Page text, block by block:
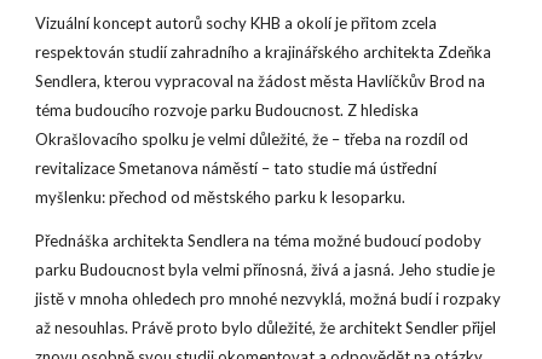
Vizuální koncept autorů sochy KHB a okolí je přitom zcela
respektován studií zahradního a krajinářského architekta Zdeňka
Sendlera, kterou vypracoval na žádost města Havlíčkův Brod na
téma budoucího rozvoje parku Budoucnost. Z hlediska
Okrašlovacího spolku je velmi důležité, že – třeba na rozdíl od
revitalizace Smetanova náměstí – tato studie má ústřední
myšlenku: přechod od městského parku k lesoparku.
Přednáška architekta Sendlera na téma možné budoucí podoby
parku Budoucnost byla velmi přínosná, živá a jasná. Jeho studie je
jistě v mnoha ohledech pro mnohé nezvyklá, možná budí i rozpaky
až nesouhlas. Právě proto bylo důležité, že architekt Sendler přijel